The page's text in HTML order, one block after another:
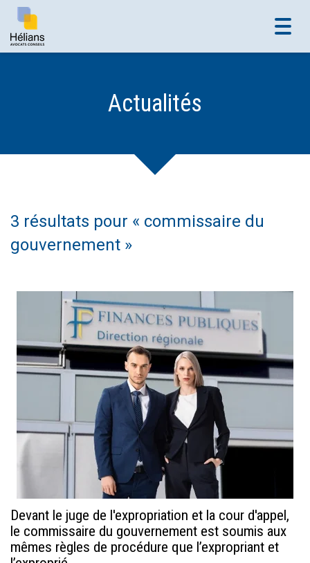
Actualités
3 résultats pour « commissaire du
gouvernement »
Devant le juge de l'expropriation et la cour d'appel,
le commissaire du gouvernement est soumis aux
mêmes règles de procédure que l’expropriant et